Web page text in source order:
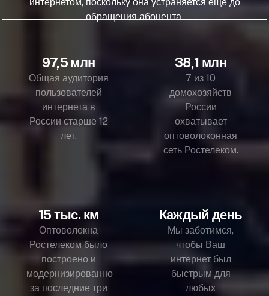
обращения абонента.
97,5 млн
Общая аудитория
пользователей
интернета в
России старше 12
лет.
38,1 млн
7 из 10
домохозяйств
России
охватывает
оптоволоконная
сеть Ростелеком.
15 тыс. км
Оптоволокна
Ростелеком было
построено и
модернизированно
за последние три
Каждый день
Мы заботимся,
чтобы Ваш
интернет был
быстрым для
любых